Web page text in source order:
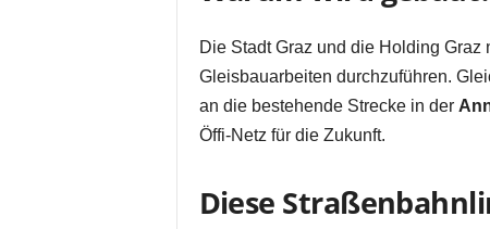
Die Stadt Graz und die Holding
Gleisbauarbeiten durchzuführen.
an die bestehende Strecke in der
Öffi-Netz für die Zukunft.
Diese